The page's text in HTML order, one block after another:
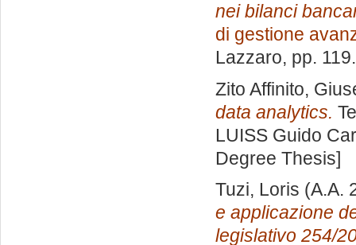
nei bilanci
di gestione
Lazzaro, pp.
Zito Affinito,
data analytics.
LUISS Guido
Degree Thesis]
Tuzi, Loris (A.A.
e applicazione
legislativo 254/